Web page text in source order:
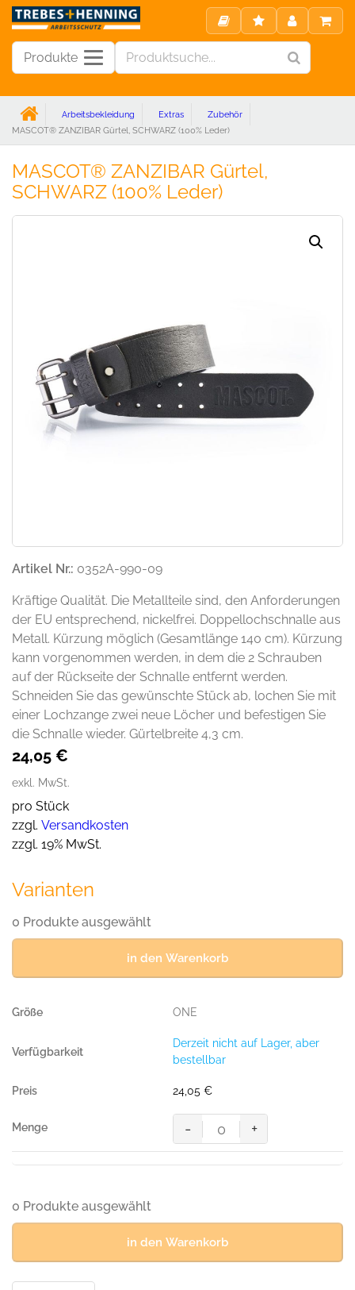
Produkte
Arbeitsbekleidung Extras
Zubehör
MASCOT® ZANZIBAR Gürtel, SCHWARZ (100% Leder)
MASCOT® ZANZIBAR Gürtel,
SCHWARZ (100% Leder)
Artikel Nr.: 0352A-990-09
Kräftige Qualität. Die Metallteile sind, den Anforderungen
der EU entsprechend, nickelfrei. Doppellochschnalle aus
Metall. Kürzung möglich (Gesamtlänge 140 cm). Kürzung
kann vorgenommen werden, in dem die 2 Schrauben
auf der Rückseite der Schnalle entfernt werden.
Schneiden Sie das gewünschte Stück ab, lochen Sie mit
einer Lochzange zwei neue Löcher und befestigen Sie
die Schnalle wieder. Gürtelbreite 4,3 cm.
24,05 €
exkl. MwSt.
pro Stück
zzgl. Versandkosten
zzgl. 19% MwSt.
Varianten
0 Produkte ausgewählt
in den Warenkorb
ONE
Derzeit nicht auf Lager, aber
bestellbar
24,05 €
MASCOT® ZANZIBAR Gürtel,
SCHWARZ
(100%
- +
0 Produkte ausgewählt
in den Warenkorb